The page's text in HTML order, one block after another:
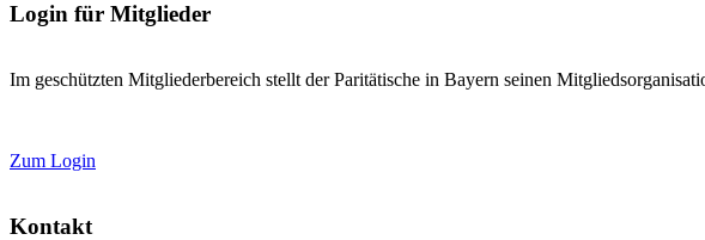
Login für Mitglieder
Im geschützten Mitgliederbereich stellt der Paritätische in Bayern seinen
Zum Login
Kontakt